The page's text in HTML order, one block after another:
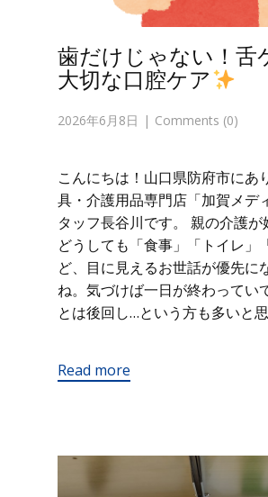
歯だけじゃない！舌
大切な口腔ケア
2026年6月8日 Comments (0)
こんにちは！山口県防府市にあ
具・介護用品専門店「加賀メデ
タッフ長谷川です。 親の介護が
どうしても「食事」「トイレ」
ど、目に見えるお世話が優先に
ね。気づけば一日が終わってい
とは後回し…という方も多いと
Read more